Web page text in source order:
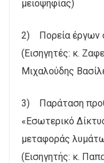
μειοψηφίας)
2) Πορεία έργων
(Εισηγητές: κ.
Μιχαλούδης
3) Παράταση
«Εσωτερικό
μεταφοράς
(Εισηγητής: κ.